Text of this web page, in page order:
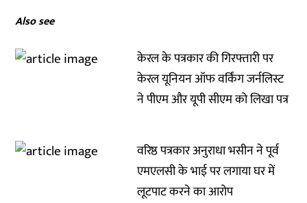
Also see
केरल के पत्रकार की गिरफ्तारी पर
केरल यूनियन ऑफ वर्किंग जर्नलिस्ट
ने पीएम और यूपी सीएम को लिखा पत्र
वरिष्ठ पत्रकार अनुराधा भसीन ने पूर्व
एमएलसी के भाई पर लगाया घर में
लूटपाट करने का आरोप